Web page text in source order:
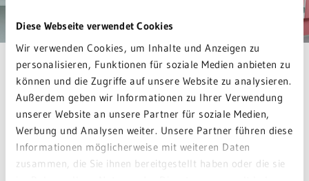
Diese Webseite verwendet Cookies
Wir verwenden Cookies, um Inhalte und Anzeigen zu
personalisieren, Funktionen für soziale Medien anbieten zu
können und die Zugriffe auf unsere Website zu analysieren.
Außerdem geben wir Informationen zu Ihrer Verwendung
unserer Website an unsere Partner für soziale Medien,
Werbung und Analysen weiter. Unsere Partner führen diese
Informationen möglicherweise mit weiteren Daten
zusammen, die Sie ihnen bereitgestellt haben oder die sie
Weitere Informationen zur Geburt
Schmerzlinderung